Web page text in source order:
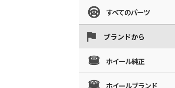
すべてのパーツ
ブランドから
ホイール純正
ホイールブランド